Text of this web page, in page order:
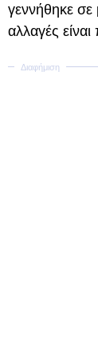
γεννήθηκε σε
αλλαγές είναι